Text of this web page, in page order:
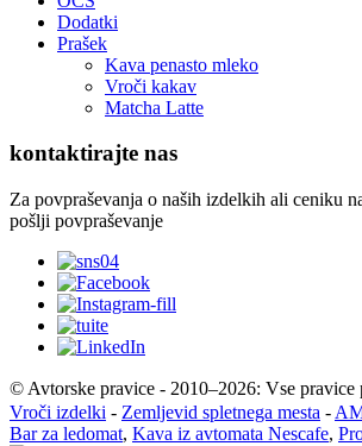
Dodatki
Prašek
Kava penasto mleko
Vroči kakav
Matcha Latte
kontaktirajte nas
Za povpraševanja o naših izdelkih ali ceniku
pošlji povpraševanje
© Avtorske pravice - 2010–2026: Vse pravice
Vroči izdelki - Zemljevid spletnega mesta -
Bar za ledomat, Kava iz avtomata Nescafe,